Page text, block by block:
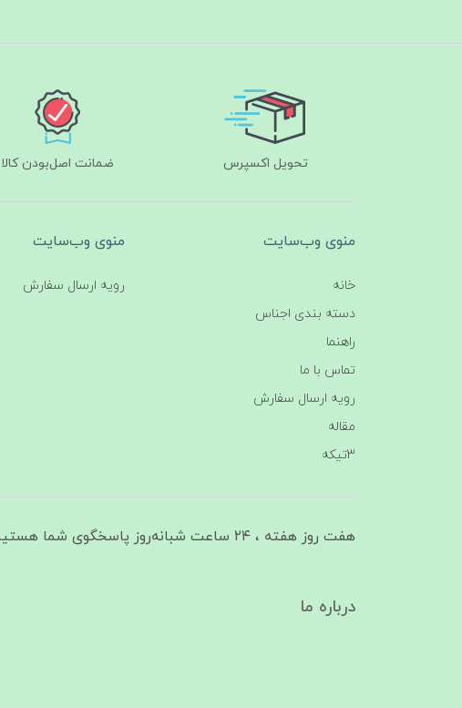
تحویل اکسپرس ضمانت اصل‌بودن کالا
منوی وب‌سایت
خانه
دسته بندی اجناس
راهنما
تماس با ما
رویه ارسال سفارش
مقاله
3تیکه
منوی وب‌سایت
رویه ارسال سفارش
هفت روز هفته ، ۲۴ ساعت شبانه‌روز پاسخگوی شما هستیم
درباره ما